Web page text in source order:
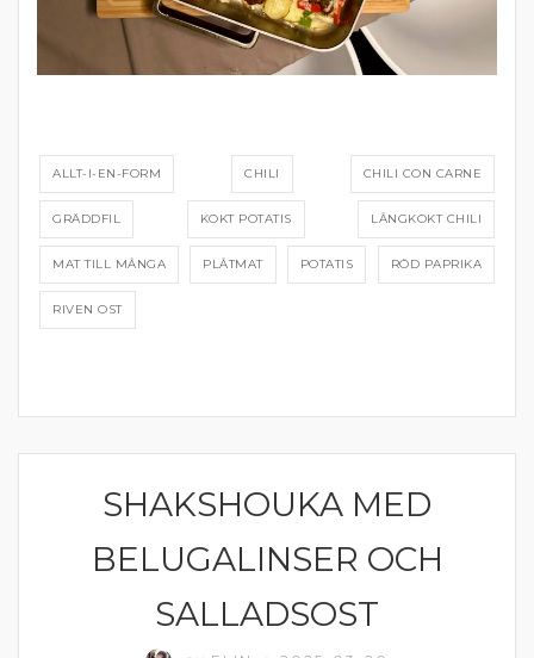
ALLT-I-EN-FORM CHILI CHILI CON CARNE
GRÄDDFIL KOKT POTATIS LÅNGKOKT CHILI
MAT TILL MÅNGA PLÅTMAT POTATIS RÖD PAPRIKA
RIVEN OST
KOMFORTMATSHAKSHOUKA MED
BELUGALINSER OCH
SALLADSOST